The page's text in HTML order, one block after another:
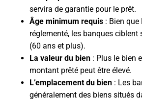
servira de garantie pour le prêt.
Âge minimum requis : Bien que
réglementé, les banques ciblent
(60 ans et plus).
La valeur du bien : Plus le bien
montant prêté peut être élevé.
L’emplacement du bien : Les
généralement des biens situés